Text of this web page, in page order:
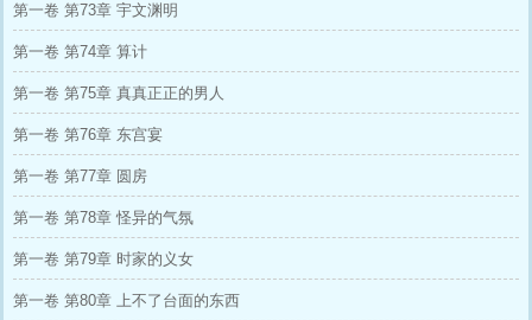
第一卷 第73章 宇文渊明
第一卷 第74章 算计
第一卷 第75章 真真正正的男人
第一卷 第76章 东宫宴
第一卷 第77章 圆房
第一卷 第78章 怪异的气氛
第一卷 第79章 时家的义女
第一卷 第80章 上不了台面的东西